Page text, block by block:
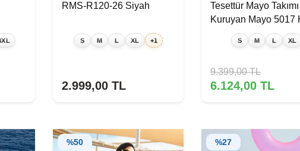
RMS-R120-26 Siyah
S M L XL +1
2.999,00 TL
Tesettür Mayo Takımı
Kuruyan Mayo 5017
S M L XL
9.399,00TL
6.124,00 TL
%50 %27